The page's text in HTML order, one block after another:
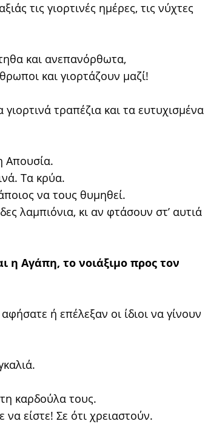
τις γιορτινές ημέρες, τις νύχτες
και ανεπανόρθωτα,
και γιορτάζουν μαζί!
τραπέζια και τα ευτυχισμένα
Απουσία.
Τα κρύα.
να τους θυμηθεί.
λαμπιόνια, κι αν φτάσουν στ’ αυτιά
η Αγάπη, το νοιάξιμο προς τον
ή επέλεξαν οι ίδιοι να γίνουν
καρδούλα τους.
να είστε! Σε ότι χρειαστούν.